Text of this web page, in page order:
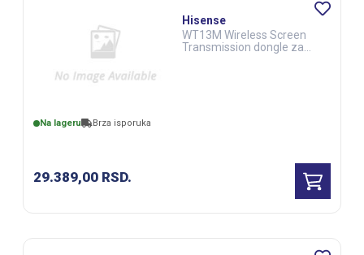
Na lageru Brza isporuka
29.389,00 RSD.
Hisense
WT13M Wireless Screen
Transmission dongle za